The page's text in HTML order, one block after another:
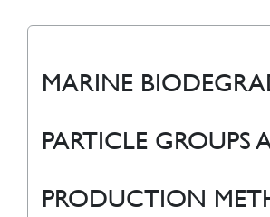
MARINE
PARTICLE GROUPS
PRODUCTION